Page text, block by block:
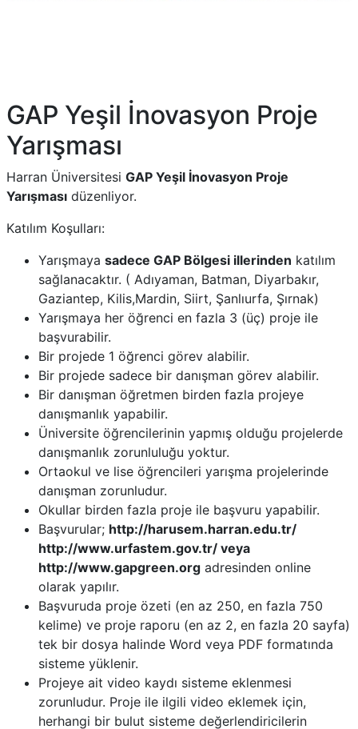
GAP Yeşil İnovasyon Proje
Yarışması
Harran Üniversitesi GAP Yeşil İnovasyon Proje
Yarışması düzenliyor.
Katılım Koşulları:
Yarışmaya sadece GAP Bölgesi illerinden katılım
sağlanacaktır. ( Adıyaman, Batman, Diyarbakır,
Gaziantep, Kilis,Mardin, Siirt, Şanlıurfa, Şırnak)
Yarışmaya her öğrenci en fazla 3 (üç) proje ile
başvurabilir.
Bir projede 1 öğrenci görev alabilir.
Bir projede sadece bir danışman görev alabilir.
Bir danışman öğretmen birden fazla projeye
danışmanlık yapabilir.
Üniversite öğrencilerinin yapmış olduğu projelerde
danışmanlık zorunluluğu yoktur.
Ortaokul ve lise öğrencileri yarışma projelerinde
danışman zorunludur.
Okullar birden fazla proje ile başvuru yapabilir.
Başvurular; http://harusem.harran.edu.tr/
http://www.urfastem.gov.tr/ veya
http://www.gapgreen.org adresinden online
olarak yapılır.
Başvuruda proje özeti (en az 250, en fazla 750
kelime) ve proje raporu (en az 2, en fazla 20 sayfa)
tek bir dosya halinde Word veya PDF formatında
sisteme yüklenir.
Projeye ait video kaydı sisteme eklenmesi
zorunludur. Proje ile ilgili video eklemek için,
herhangi bir bulut sisteme değerlendiricilerin